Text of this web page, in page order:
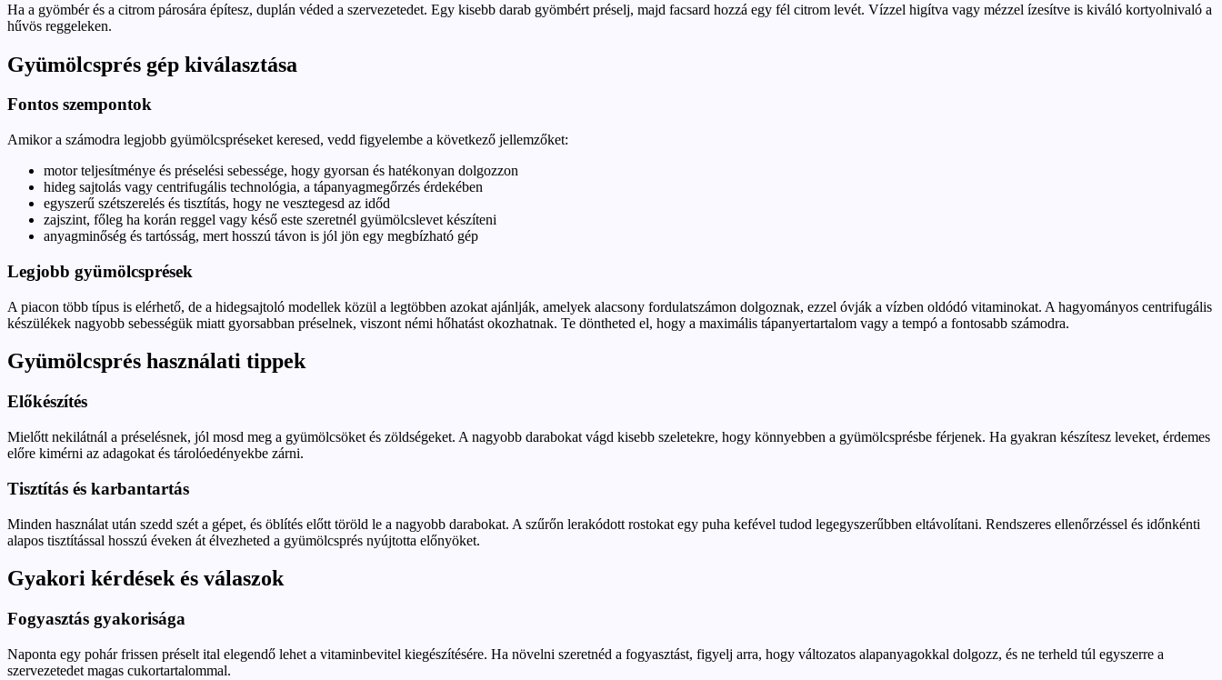
Ha a gyömbér és a citrom párosára építesz, duplán véded a szervezetedet. Egy kisebb darab gyömbért préselj, majd facsard hozzá egy fél citrom levét. Vízzel higítva vagy mézzel ízesítve is kiváló kortyolnivaló a
hűvös reggeleken.
Gyümölcsprés gép kiválasztása
Fontos szempontok
Amikor a számodra legjobb gyümölcspréseket keresed, vedd figyelembe a következő jellemzőket:
motor teljesítménye és préselési sebessége, hogy gyorsan és hatékonyan dolgozzon
hideg sajtolás vagy centrifugális technológia, a tápanyagmegőrzés érdekében
egyszerű szétszerelés és tisztítás, hogy ne vesztegesd az időd
zajszint, főleg ha korán reggel vagy késő este szeretnél gyümölcslevet készíteni
anyagminőség és tartósság, mert hosszú távon is jól jön egy megbízható gép
Legjobb gyümölcsprések
A piacon több típus is elérhető, de a hidegsajtoló modellek közül a legtöbben azokat ajánlják, amelyek alacsony fordulatszámon dolgoznak, ezzel óvják a vízben oldódó vitaminokat. A hagyományos centrifugális
készülékek nagyobb sebességük miatt gyorsabban préselnek, viszont némi hőhatást okozhatnak. Te döntheted el, hogy a maximális tápanyertartalom vagy a tempó a fontosabb számodra.
Gyümölcsprés használati tippek
Előkészítés
Mielőtt nekilátnál a préselésnek, jól mosd meg a gyümölcsöket és zöldségeket. A nagyobb darabokat vágd kisebb szeletekre, hogy könnyebben a gyümölcsprésbe férjenek. Ha gyakran készítesz leveket, érdemes
előre kimérni az adagokat és tárolóedényekbe zárni.
Tisztítás és karbantartás
Minden használat után szedd szét a gépet, és öblítés előtt töröld le a nagyobb darabokat. A szűrőn lerakódott rostokat egy puha kefével tudod legegyszerűbben eltávolítani. Rendszeres ellenőrzéssel és időnkénti
alapos tisztítással hosszú éveken át élvezheted a gyümölcsprés nyújtotta előnyöket.
Gyakori kérdések és válaszok
Fogyasztás gyakorisága
Naponta egy pohár frissen préselt ital elegendő lehet a vitaminbevitel kiegészítésére. Ha növelni szeretnéd a fogyasztást, figyelj arra, hogy változatos alapanyagokkal dolgozz, és ne terheld túl egyszerre a
szervezetedet magas cukortartalommal.